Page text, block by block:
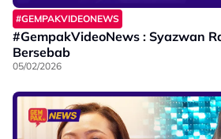
#GEMPAKVIDEONEWS
#GempakVideoNews : Syazwan
Bersebab
05/02/2026